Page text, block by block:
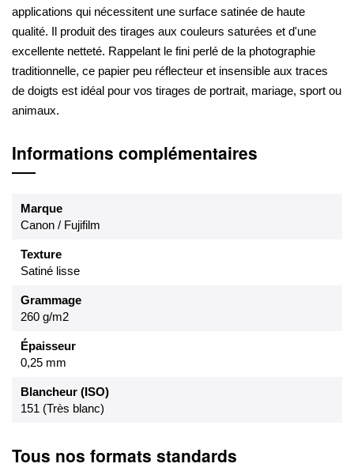
applications qui nécessitent une surface satinée de haute
qualité. Il produit des tirages aux couleurs saturées et d'une
excellente netteté. Rappelant le fini perlé de la photographie
traditionnelle, ce papier peu réflecteur et insensible aux traces
de doigts est idéal pour vos tirages de portrait, mariage, sport ou
animaux.
Informations complémentaires
Marque
Canon / Fujifilm
Texture
Satiné lisse
Grammage
260 g/m2
Épaisseur
0,25 mm
Blancheur (ISO)
151 (Très blanc)
Tous nos formats standards